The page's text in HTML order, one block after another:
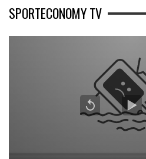
SPORTECONOMY TV